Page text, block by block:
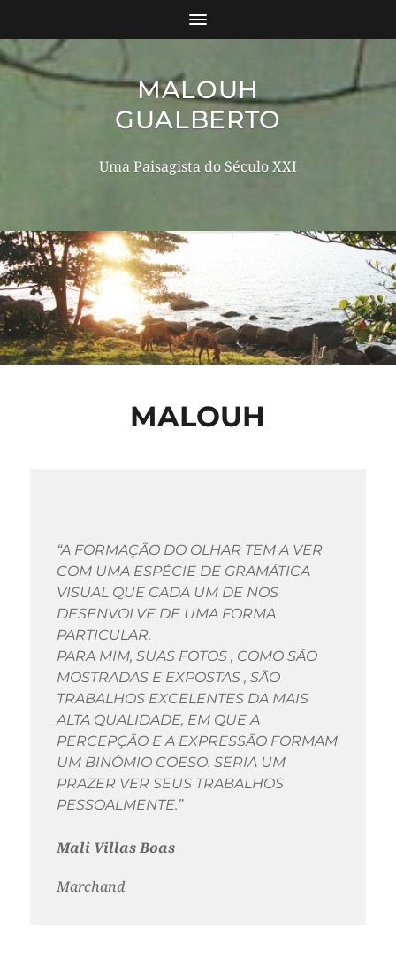
MALOUH
GUALBERTO
Uma Paisagista do Século XXI
MALOUH
“A FORMAÇÃO DO OLHAR TEM A VER
COM UMA ESPÉCIE DE GRAMÁTICA
VISUAL QUE CADA UM DE NOS
DESENVOLVE DE UMA FORMA
PARTICULAR.
PARA MIM, SUAS FOTOS , COMO SÃO
MOSTRADAS E EXPOSTAS , SÃO
TRABALHOS EXCELENTES DA MAIS
ALTA QUALIDADE, EM QUE A
PERCEPÇÃO E A EXPRESSÃO FORMAM
UM BINÔMIO COESO. SERIA UM
PRAZER VER SEUS TRABALHOS
PESSOALMENTE.”
Mali Villas Boas
Marchand